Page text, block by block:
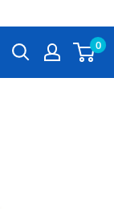
0